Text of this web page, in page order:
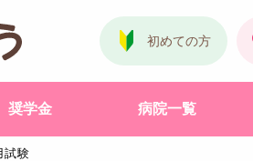
奨学金 病院一覧
試験